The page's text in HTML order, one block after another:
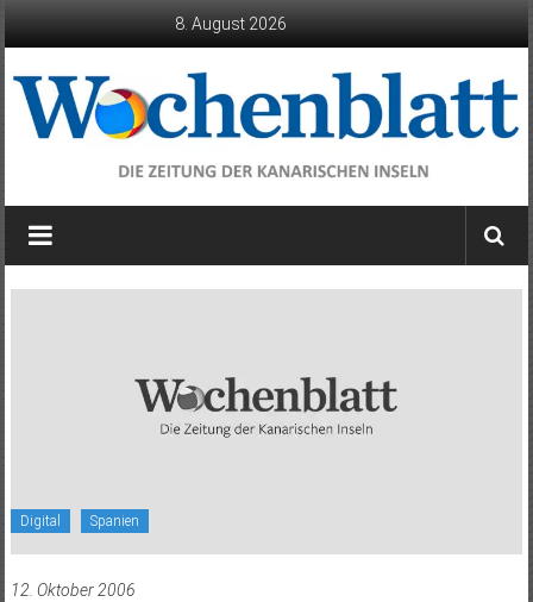
8. August 2026
Wochenblatt
die
Digital Spanien
12. Oktober 2006